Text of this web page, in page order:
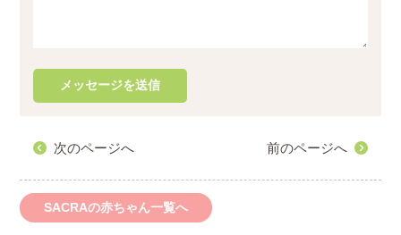
次のページへ 前のページへ
SACRAの赤ちゃん一覧へ